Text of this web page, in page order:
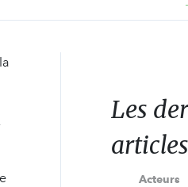
Les
Acteurs